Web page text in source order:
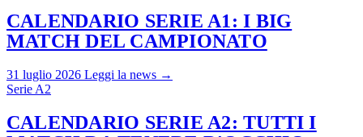
CALENDARIO SERIE A1: I BIG
MATCH DEL CAMPIONATO
31 luglio 2026 Leggi la news →
Serie A2
CALENDARIO SERIE A2: TUTTI I